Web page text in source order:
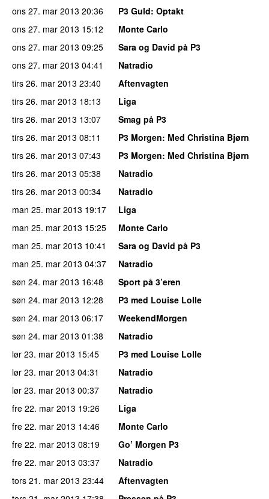
ons 27. mar 2013 20:36 P3 Guld: Optakt
ons 27. mar 2013 15:12
Monte Carlo
ons 27. mar 2013 09:25
Sara og David på P3
ons 27. mar 2013 04:41
Natradio
tirs 26. mar 2013 23:40
Aftenvagten
tirs 26. mar 2013 18:13
Liga
tirs 26. mar 2013 13:07
Smag på P3
tirs 26. mar 2013 08:11 P3 Morgen: Med Christina Bjørn
tirs 26. mar 2013 07:43 P3 Morgen: Med Christina Bjørn
tirs 26. mar 2013 05:38
Natradio
tirs 26. mar 2013 00:34
Natradio
man 25. mar 2013 19:17
Liga
man 25. mar 2013 15:25
Monte Carlo
man 25. mar 2013 10:41
Sara og David på P3
man 25. mar 2013 04:37
Natradio
søn 24. mar 2013 16:48
Sport på 3’eren
søn 24. mar 2013 12:28
P3 med Louise Lolle
søn 24. mar 2013 06:17
WeekendMorgen
søn 24. mar 2013 01:38
Natradio
lør 23. mar 2013 15:45
P3 med Louise Lolle
lør 23. mar 2013 04:31
Natradio
lør 23. mar 2013 00:37
Natradio
fre 22. mar 2013 19:26
Liga
fre 22. mar 2013 14:46
Monte Carlo
fre 22. mar 2013 08:19
Go’ Morgen P3
fre 22. mar 2013 03:37
Natradio
tors 21. mar 2013 23:44
Aftenvagten